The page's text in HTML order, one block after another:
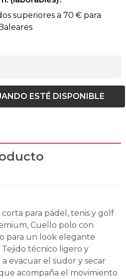
superiores a 70 € para
ESTÉ DISPONIBLE
para pádel, tenis y golf
Cuello polo con
para un look elegante
técnico ligero y
evacuar el sudor y secar
acompaña el movimiento